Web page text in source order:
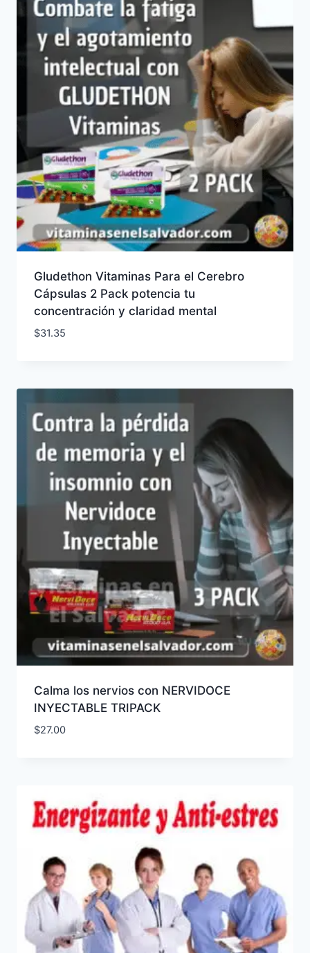
Gludethon Vitaminas Para el Cerebro
Cápsulas 2 Pack potencia tu
concentración y claridad mental
$31.35
Calma los nervios con NERVIDOCE
INYECTABLE TRIPACK
$27.00